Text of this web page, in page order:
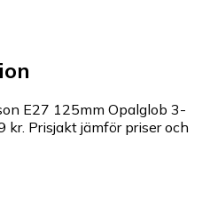
E27 125mm Opalglob 3-
kr. Prisjakt jämför priser och